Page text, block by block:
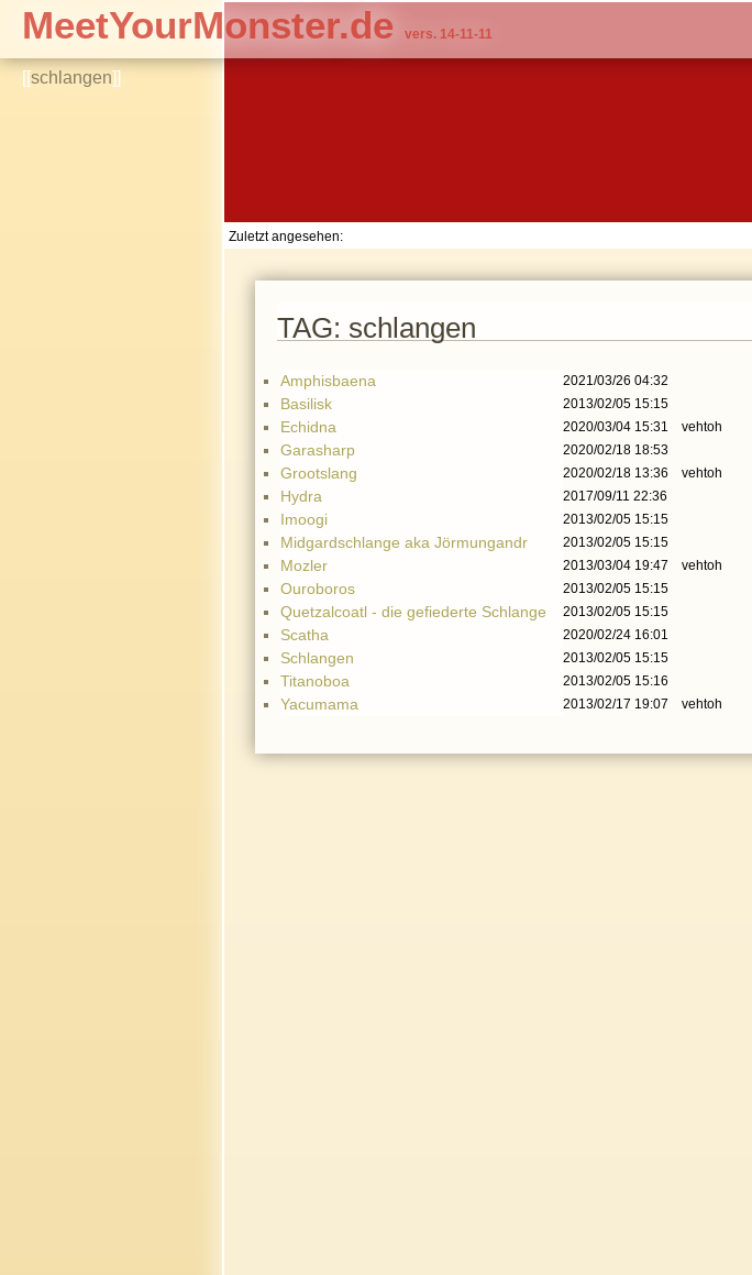
[[schlangen]]
MeetYourMonster.de vers. 14-11-11
Zuletzt angesehen:
TAG: schlangen
Amphisbaena 2021/03/26 04:32
Basilisk 2013/02/05 15:15
Echidna 2020/03/04 15:31 vehtoh
Garasharp 2020/02/18 18:53
Grootslang 2020/02/18 13:36 vehtoh
Hydra 2017/09/11 22:36
Imoogi 2013/02/05 15:15
Midgardschlange aka Jörmungandr 2013/02/05 15:15
Mozler 2013/03/04 19:47 vehtoh
Ouroboros 2013/02/05 15:15
Quetzalcoatl - die gefiederte Schlange 2013/02/05 15:15
Scatha 2020/02/24 16:01
Schlangen 2013/02/05 15:15
Titanoboa 2013/02/05 15:16
Yacumama 2013/02/17 19:07 vehtoh